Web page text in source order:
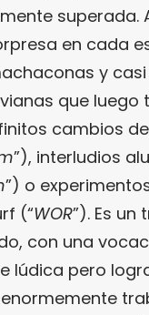
superada.
en cada
y casi
que luego
cambios
”), interludios
”) o
(“WOR”). Es un
con una
lúdica pero